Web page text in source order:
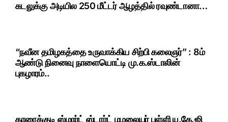
கடலுக்கு அடியில 250 மீட்டர் ஆழத்தில் ரவுண்டானா…
“நவீன தமிழகத்தை உருவாக்கிய சிற்பி கலைஞர்” : 8ம்
ஆண்டு நினைவு நாளையொட்டி மு.க.ஸ்டாலின்
புகழாரம்..
காரைக்குடி ஸ்மார்ட் ஸ்டார்ட் மழலையர் பள்ளி யு.கே.ஜி